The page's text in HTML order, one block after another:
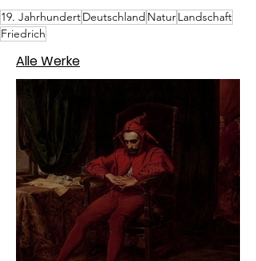
19. JahrhundertDeutschland NaturLandschaft
Friedrich
Alle Werke